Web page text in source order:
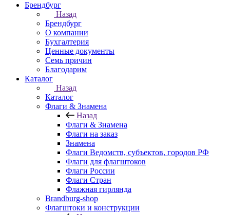
Брендбург
Назад
Брендбург
О компании
Бухгалтерия
Ценные документы
Семь причин
Благодарим
Каталог
Назад
Каталог
Флаги & Знамена
Назад
Флаги & Знамена
Флаги на заказ
Знамена
Флаги Ведомств, субъектов, городов РФ
Флаги для флагштоков
Флаги России
Флаги Стран
Флажная гирлянда
Brandburg-shop
Флагштоки и конструкции